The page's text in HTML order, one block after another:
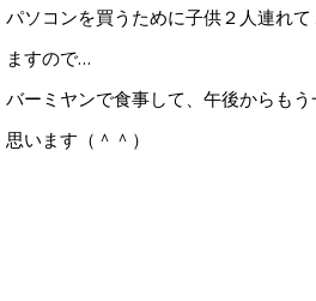
パソコンを買うために子供２人連れ
ますので…
バーミヤンで食事して、午後からも
思います（＾＾）